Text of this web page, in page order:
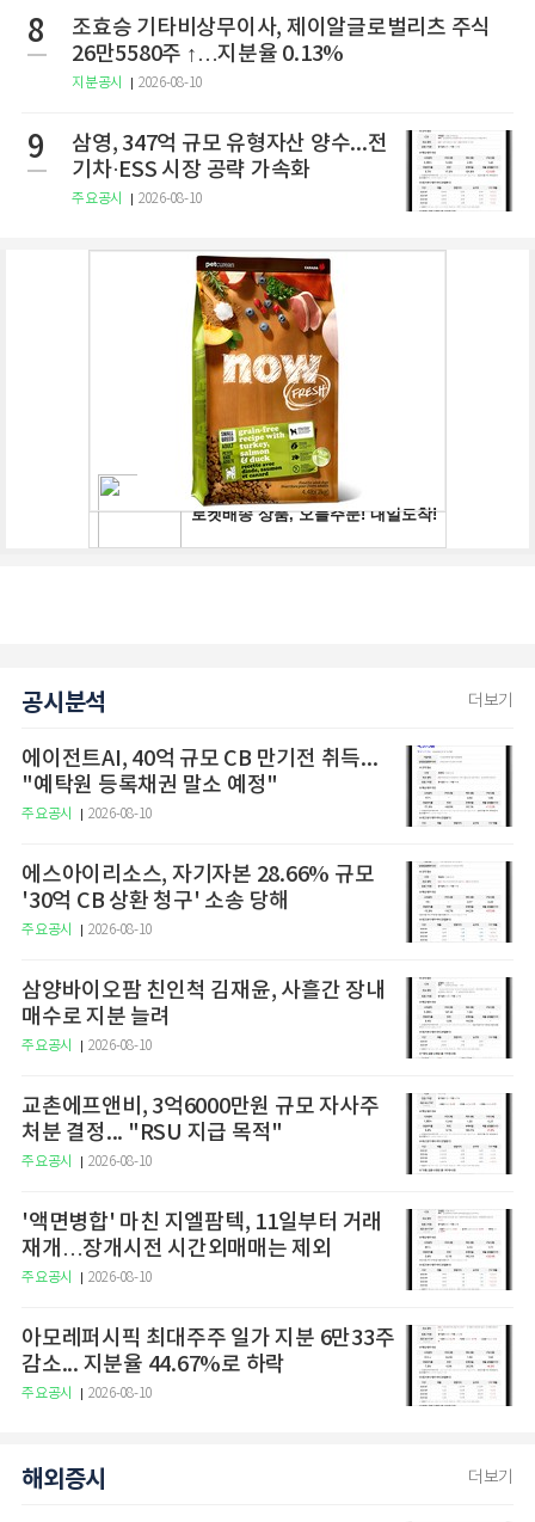
8
조효승 기타비상무이사, 제이알글로벌리츠 주식
26만5580주 ↑…지분율 0.13%
지분공시 2026-08-10
9
삼영, 347억 규모 유형자산 양수...전
기차·ESS 시장 공략 가속화
주요공시 2026-08-10
공시분석 더보기
에이전트AI, 40억 규모 CB 만기전 취득...
"예탁원 등록채권 말소 예정"
주요공시 2026-08-10
에스아이리소스, 자기자본 28.66% 규모
'30억 CB 상환 청구' 소송 당해
주요공시 2026-08-10
삼양바이오팜 친인척 김재윤, 사흘간 장내
매수로 지분 늘려
주요공시 2026-08-10
교촌에프앤비, 3억6000만원 규모 자사주
처분 결정... "RSU 지급 목적"
주요공시 2026-08-10
'액면병합' 마친 지엘팜텍, 11일부터 거래
재개…장개시전 시간외매매는 제외
주요공시 2026-08-10
아모레퍼시픽 최대주주 일가 지분 6만33주
감소... 지분율 44.67%로 하락
주요공시 2026-08-10
해외증시 더보기